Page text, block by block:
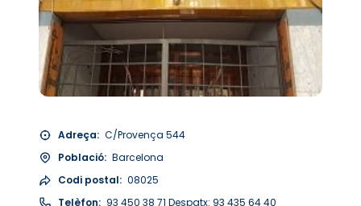
Adreça: C/Provença 544
Població: Barcelona
Codi postal: 08025
Telèfon: 93 450 38 71 Despatx: 93 435 64 40